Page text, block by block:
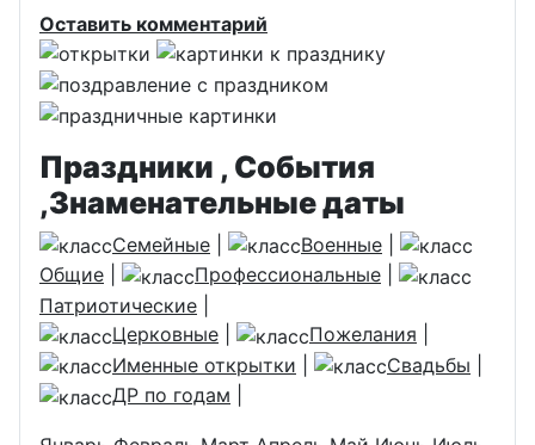
Оставить комментарий
Праздники , События
,Знаменательные даты
Семейные Военные
Общие
Профессиональные
Патриотические
Церковные
Пожелания
Именные открытки
Свадьбы
ДР по годам